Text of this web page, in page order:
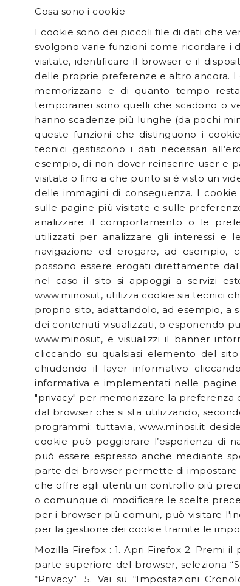
Cosa sono i cookie
I cookie sono dei piccoli file di dati che
svolgono varie funzioni come ricordare i
visitate, identificare il browser e il
delle proprie preferenze e altro ancora. I
memorizzano e di quanto tempo
temporanei sono quelli che scadono o
hanno scadenze più lunghe (da pochi
queste funzioni che distinguono i
tecnici gestiscono i dati necessari
esempio, di non dover reinserire user e
visitata o fino a che punto si è visto un
delle immagini di conseguenza. I
sulle pagine più visitate e sulle
analizzare il comportamento o le
utilizzati per analizzare gli interessi e
navigazione ed erogare, ad esempio,
possono essere erogati direttamente
nel caso il sito si appoggi a servizi
www.minosi.it, utilizza cookie sia tecnici
proprio sito, adattandolo, ad esempio, a
dei contenuti visualizzati, o esponendo
www.minosi.it, e visualizzi il banner
cliccando su qualsiasi elemento del
chiudendo il layer informativo
informativa e implementati nelle pagine
"privacy" per memorizzare la preferenza
dal browser che si sta utilizzando,
programmi; tuttavia, www.minosi.it
cookie può peggiorare l’esperienza di
può essere espresso anche mediante
parte dei browser permette di impostare
che offre agli utenti un controllo più
o comunque di modificare le scelte
per i browser più comuni, può visitare
per la gestione dei cookie tramite le
Mozilla Firefox : 1. Apri Firefox 2. Premi
parte superiore del browser, seleziona
“Privacy”. 5. Vai su “Impostazioni